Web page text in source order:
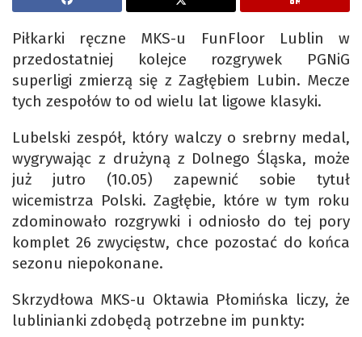
Piłkarki ręczne MKS-u FunFloor Lublin w
przedostatniej kolejce rozgrywek PGNiG
superligi zmierzą się z Zagłębiem Lubin. Mecze
tych zespołów to od wielu lat ligowe klasyki.
Lubelski zespół, który walczy o srebrny medal,
wygrywając z drużyną z Dolnego Śląska, może
już jutro (10.05) zapewnić sobie tytuł
wicemistrza Polski. Zagłębie, które w tym roku
zdominowało rozgrywki i odniosło do tej pory
komplet 26 zwycięstw, chce pozostać do końca
sezonu niepokonane.
Skrzydłowa MKS-u Oktawia Płomińska liczy, że
lublinianki zdobędą potrzebne im punkty: